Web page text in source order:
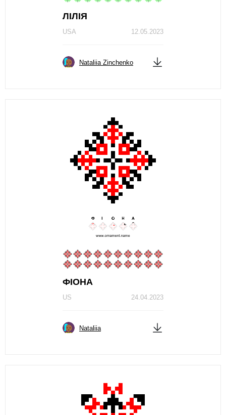
ЛIЛIЯ
12.05.2023
USA
Nataliia Zinchenko
ФIОНA
24.04.2023
US
Nataliia